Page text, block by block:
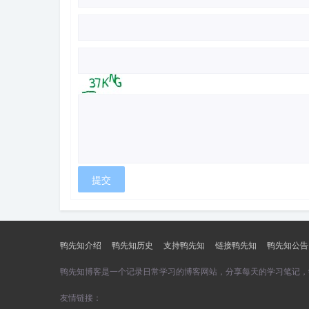
鸭先知介绍 鸭先知历史 支持鸭先知 链接鸭先知 鸭先知公告
鸭先知博客是一个记录日常学习的博客网站，分享每天的学习笔记
友情链接：